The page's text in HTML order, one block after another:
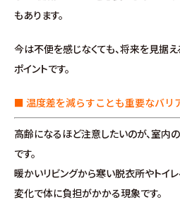
宿泊型モデルハウス
∟内覧予約
∟ご宿泊体験者フォト
もあります。
今は不便を感じなくても、将来を見据
ポイントです。
■ 温度差を減らすことも重要なバリ
高齢になるほど注意したいのが、室内
です。
暖かいリビングから寒い脱衣所やトイ
変化で体に負担がかかる現象です。